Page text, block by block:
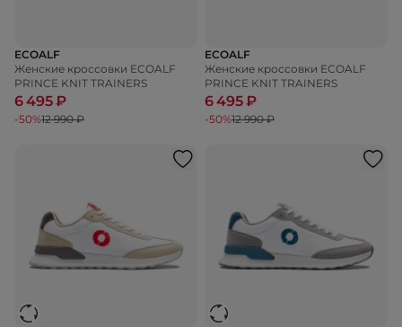
ECOALF
Женские кроссовки ECOALF
PRINCE KNIT TRAINERS
6 495 ₽
-50%12 990 ₽
ECOALF
Женские кроссовки ECOALF
PRINCE KNIT TRAINERS
6 495 ₽
-50%12 990 ₽